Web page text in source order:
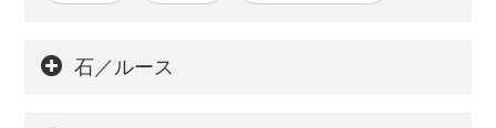
石／ルース